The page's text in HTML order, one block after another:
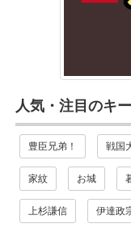
人気・注目のキ
豊臣兄弟！ 戦国
家紋 お城
上杉謙信 伊達政